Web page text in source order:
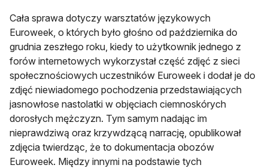
Cała sprawa dotyczy warsztatów językowych
Euroweek, o których było głośno od października do
grudnia zeszłego roku, kiedy to użytkownik jednego z
forów internetowych wykorzystał część zdjęć z sieci
społecznościowych uczestników Euroweek i dodał je do
zdjęć niewiadomego pochodzenia przedstawiających
jasnowłose nastolatki w objęciach ciemnoskórych
dorosłych mężczyzn. Tym samym nadając im
nieprawdziwą oraz krzywdzącą narrację, opublikował
zdjęcia twierdząc, że to dokumentacja obozów
Euroweek. Między innymi na podstawie tych